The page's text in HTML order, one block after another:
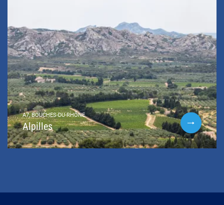
A7, BOUCHES-DU-RHÔNE
Alpilles